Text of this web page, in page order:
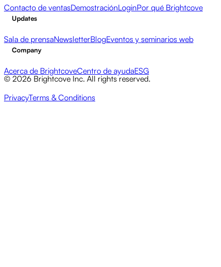
Contacto de ventasDemostraciónLoginPor qué Brightcove
Updates
Sala de prensaNewsletterBlogEventos y seminarios web
Company
Acerca de BrightcoveCentro de ayudaESG
© 2026 Brightcove Inc. All rights reserved.
PrivacyTerms & Conditions